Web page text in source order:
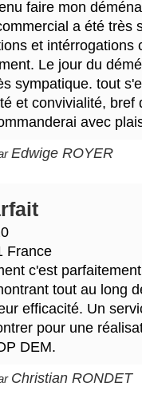
faire mon
a été très
et intérrogations
Le jour du
sympatique. tout
et convivialité, bref
avec
Edwige ROYER
France
c'est
tout au long
efficacité. Un
pour une
DEM.
Christian RONDET